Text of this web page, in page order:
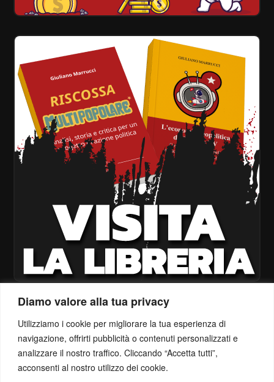
Diamo valore alla tua privacy
Utilizziamo i cookie per migliorare la tua esperienza di
navigazione, offrirti pubblicità o contenuti personalizzati e
analizzare il nostro traffico. Cliccando “Accetta tutti”,
acconsenti al nostro utilizzo dei cookie.